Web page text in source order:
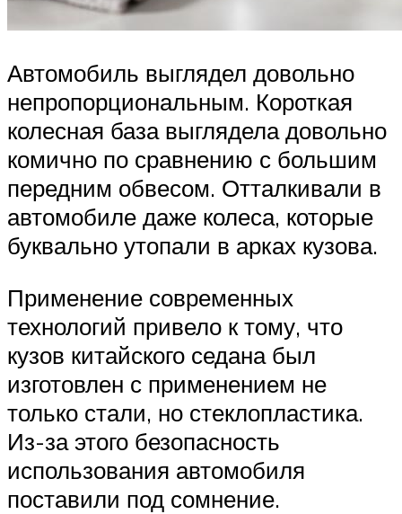
Автомобиль выглядел довольно
непропорциональным. Короткая
колесная база выглядела довольно
комично по сравнению с большим
передним обвесом. Отталкивали в
автомобиле даже колеса, которые
буквально утопали в арках кузова.
Применение современных
технологий привело к тому, что
кузов китайского седана был
изготовлен с применением не
только стали, но стеклопластика.
Из-за этого безопасность
использования автомобиля
поставили под сомнение.